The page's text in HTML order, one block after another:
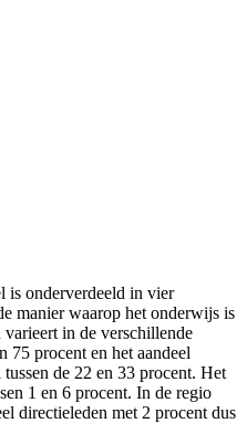
is onderverdeeld in vier
manier waarop het onderwijs is
varieert in de verschillende
75 procent en het aandeel
de 22 en 33 procent. Het
1 en 6 procent. In de regio
directieleden met 2 procent dus